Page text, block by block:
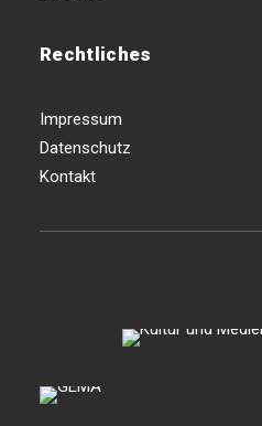
Rechtliches
Impressum
Datenschutz
Kontakt